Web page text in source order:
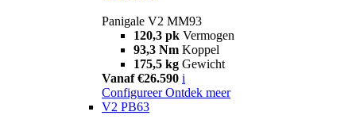
Panigale V2 MM93
120,3 pk Vermogen
93,3 Nm Koppel
175,5 kg Gewicht
Vanaf €26.590 i
Configureer Ontdek meer
V2 PB63